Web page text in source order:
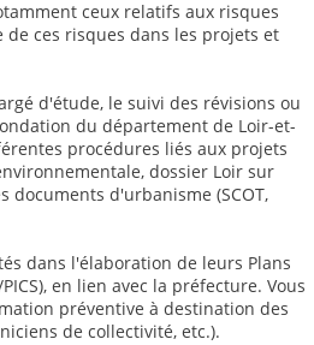
ceux relatifs aux risques
ces risques dans les projets et
d'étude, le suivi des révisions ou
du département de Loir-et-
procédures liés aux projets
dossier Loir sur
documents d'urbanisme (SCOT,
dans l'élaboration de leurs Plans
en lien avec la préfecture. Vous
préventive à destination des
de collectivité, etc.).